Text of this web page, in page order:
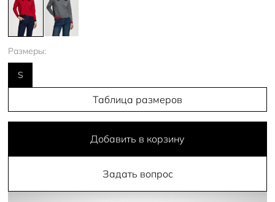
Размеры:
S
Таблица размеров
Добавить в корзину
Задать вопрос